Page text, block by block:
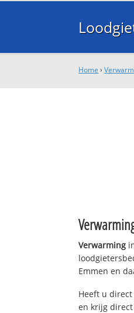
Home ›
Verwarming
Emmen en
Heeft u
en krijg